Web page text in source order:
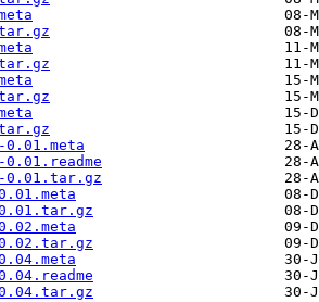
0.01.meta
0.01.tar.gz